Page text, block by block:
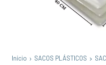
Início SACOS PLÁSTICOS